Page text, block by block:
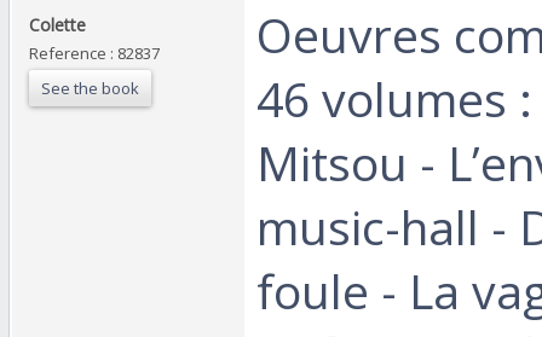
‎Colette‎
Reference : 82837
See the book
‎Oeuvres
46 volumes :
Mitsou -
music-hall -
foule - La